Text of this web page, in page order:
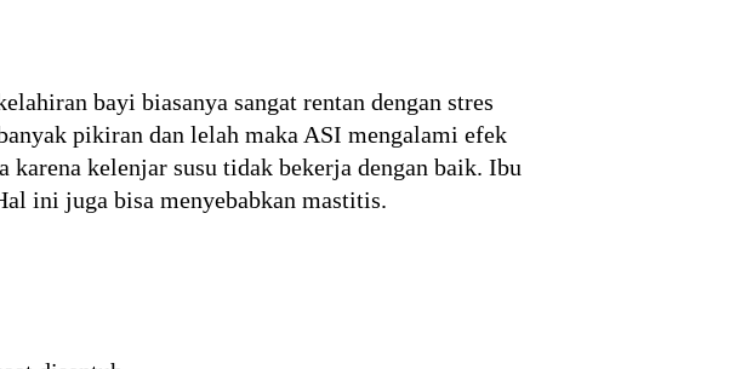
bayi biasanya sangat rentan dengan stres
pikiran dan lelah maka ASI mengalami efek
kelenjar susu tidak bekerja dengan baik. Ibu
ini juga bisa menyebabkan mastitis.